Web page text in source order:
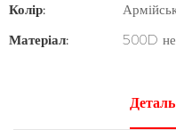
Колір:
Матеріал:
500D